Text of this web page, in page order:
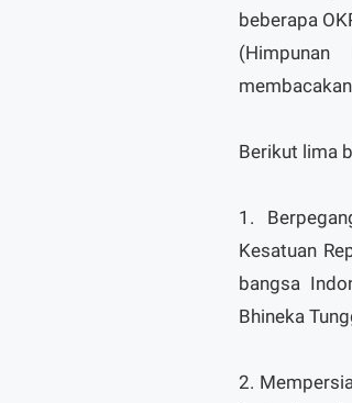
beberapa
(Himpunan
Berikut lima
1.
Kesatuan
bangsa
Bhineka
2.